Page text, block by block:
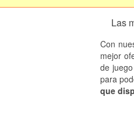
Las
Con
mejor
de
para
que